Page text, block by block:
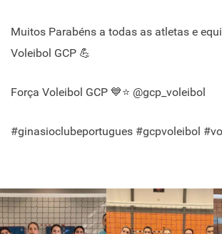
Muitos Parabéns a todas as atletas e
Voleibol GCP 💪
Força Voleibol GCP 💙⭐ @gcp_voleibol
#ginasioclubeportugues #gcpvoleibol